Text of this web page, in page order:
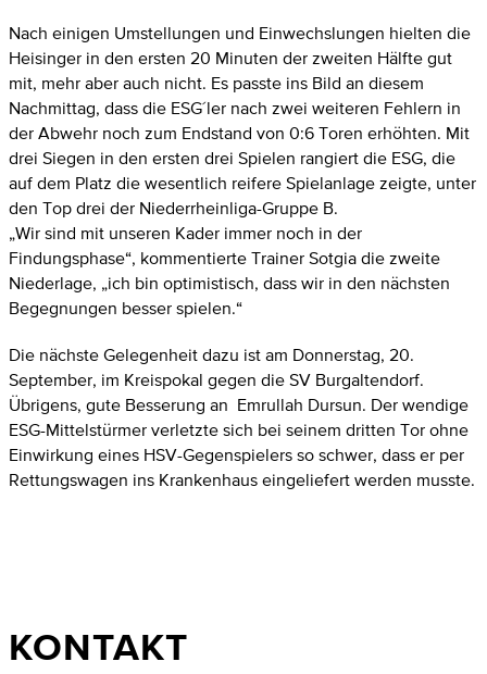
Nach einigen Umstellungen und Einwechslungen hielten die
Heisinger in den ersten 20 Minuten der zweiten Hälfte gut
mit, mehr aber auch nicht. Es passte ins Bild an diesem
Nachmittag, dass die ESG´ler nach zwei weiteren Fehlern in
der Abwehr noch zum Endstand von 0:6 Toren erhöhten. Mit
drei Siegen in den ersten drei Spielen rangiert die ESG, die
auf dem Platz die wesentlich reifere Spielanlage zeigte, unter
den Top drei der Niederrheinliga-Gruppe B.
„Wir sind mit unseren Kader immer noch in der
Findungsphase“, kommentierte Trainer Sotgia die zweite
Niederlage, „ich bin optimistisch, dass wir in den nächsten
Begegnungen besser spielen.“
Die nächste Gelegenheit dazu ist am Donnerstag, 20.
September, im Kreispokal gegen die SV Burgaltendorf.
Übrigens, gute Besserung an Emrullah Dursun. Der wendige
ESG-Mittelstürmer verletzte sich bei seinem dritten Tor ohne
Einwirkung eines HSV-Gegenspielers so schwer, dass er per
Rettungswagen ins Krankenhaus eingeliefert werden musste.
KONTAKT